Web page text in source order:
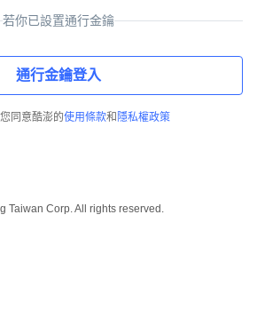
若你已設置通行金鑰
通行金鑰登入
同意酷澎的使用條款和 隱私權政策
Taiwan Corp. All rights reserved.